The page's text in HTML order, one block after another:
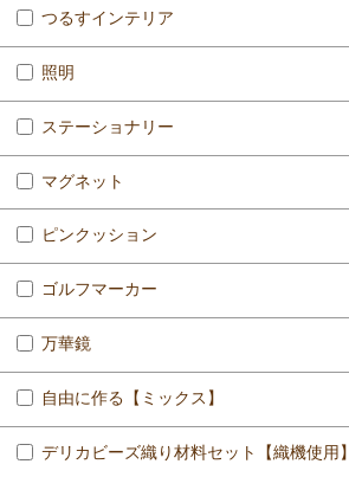
つるすインテリア
照明
ステーショナリー
マグネット
ピンクッション
ゴルフマーカー
万華鏡
自由に作る【ミックス】
デリカビーズ織り材料セット【織機使用】